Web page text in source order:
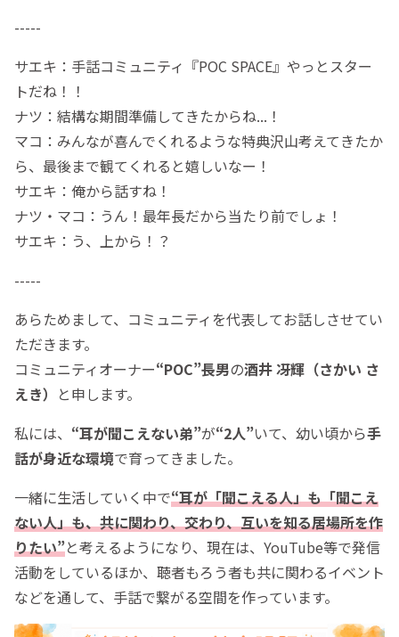
-----
サエキ：手話コミュニティ『POC SPACE』やっとスター
トだね！！
ナツ：結構な期間準備してきたからね...！
マコ：みんなが喜んでくれるような特典沢山考えてきたか
ら、最後まで観てくれると嬉しいなー！
サエキ：俺から話すね！
ナツ・マコ：うん！最年長だから当たり前でしょ！
サエキ：う、上から！？
-----
あらためまして、コミュニティを代表してお話しさせてい
ただきます。
コミュニティオーナー“POC”長男の酒井 冴輝（さかい さ
えき） と申します。
私には、 “耳が聞こえない弟”が“2人”いて、幼い頃から手
話が身近な環境で育ってきました。
一緒に生活していく中で“耳が「聞こえる人」も「聞こえ
ない人」も、共に関わり、交わり、互いを知る居場所を作
りたい”と考えるようになり、現在は、YouTube等で発信
活動をしているほか、聴者もろう者も共に関わるイベント
などを通して、手話で繋がる空間を作っています。